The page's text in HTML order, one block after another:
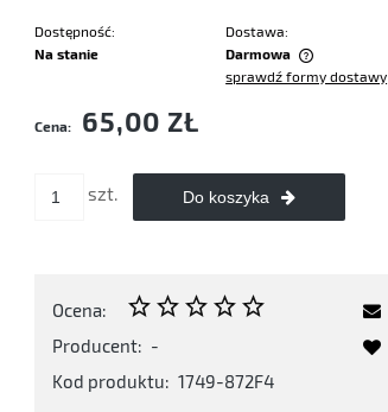
Dostępność:
Na stanie
Dostawa:
Darmowa
płatności
sprawdź formy dostawy
Cena: 65,00 ZŁ
szt. Do koszyka
Ocena:
Producent: -
Kod produktu: 1749-872F4